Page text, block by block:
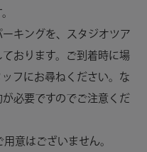
キングを、スタジオツア
おります。ご到着時に場
フにお尋ねください。な
必要ですのでご注意くだ
意はございません。